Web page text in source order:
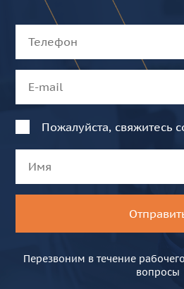
Пожалуйста, свяжитесь
Перезвоним в течение
вопросы